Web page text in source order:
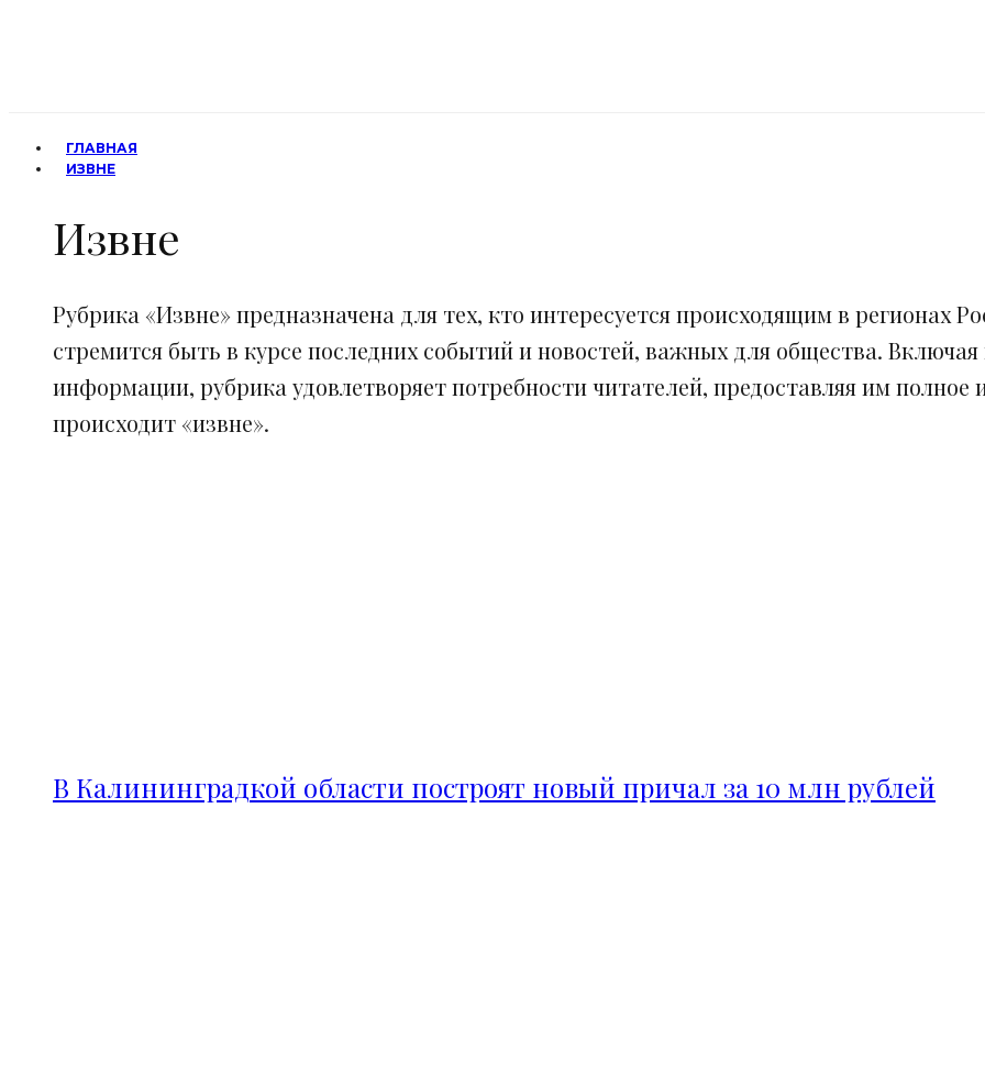
ГЛАВНАЯ
ИЗВНЕ
Извне
Рубрика «Извне» предназначена для тех, кто интересуется происходящим в регионах
стремится быть в курсе последних событий и новостей, важных для общества.
информации, рубрика удовлетворяет потребности читателей, предоставляя им полное
происходит «извне».
В Калининградкой области построят новый причал за 10 млн рублей